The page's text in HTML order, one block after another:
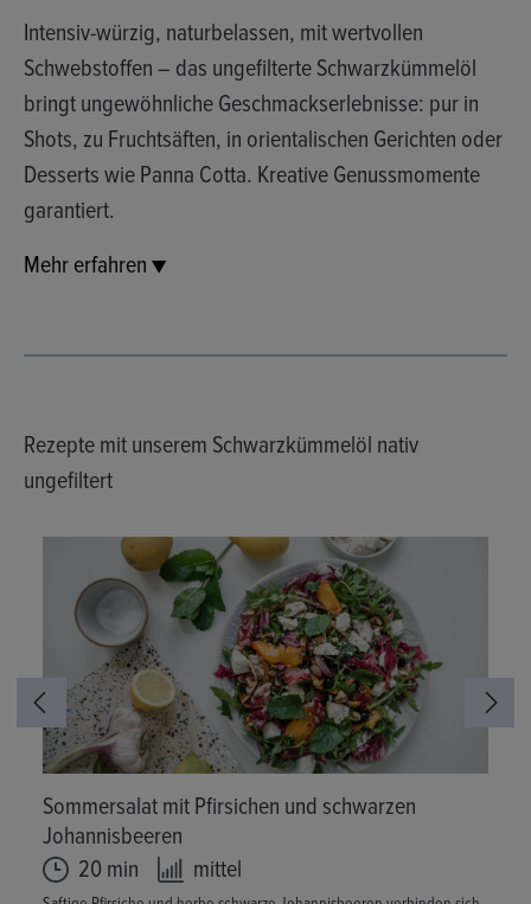
Intensiv-würzig, naturbelassen, mit wertvollen
Schwebstoffen – das ungefilterte Schwarzkümmelöl
bringt ungewöhnliche Geschmackserlebnisse: pur in
Shots, zu Fruchtsäften, in orientalischen Gerichten oder
Desserts wie Panna Cotta. Kreative Genussmomente
garantiert.
Mehr erfahren ▼
Rezepte mit unserem Schwarzkümmelöl nativ
ungefiltert
Sommersalat mit Pfirsichen und schwarzen
Johannisbeeren
20 min
mittel